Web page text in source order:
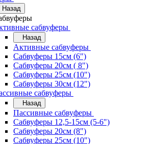
Назад
сабвуферы
Назад
Активные сабвуферы
Сабвуферы 15см (6")
Сабвуферы 20см ( 8")
Сабвуферы 25см (10")
Сабвуферы 30см (12")
сабвуферы
Назад
Пассивные сабвуферы
Сабвуферы 12,5-15см (5-6")
Сабвуферы 20см (8")
Сабвуферы 25см (10")